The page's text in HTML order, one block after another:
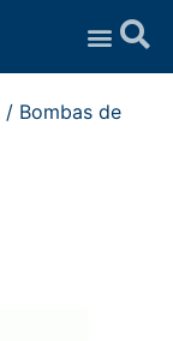
/ Bombas de